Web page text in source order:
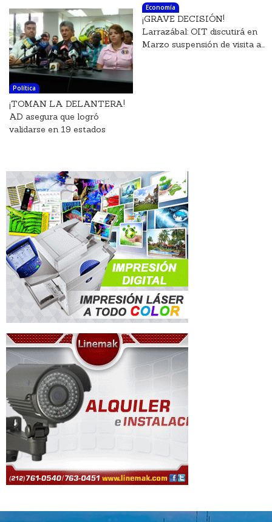
Política
¡TOMAN LA DELANTERA!
AD asegura que logró
validarse en 19 estados
Economía
¡GRAVE DECISIÓN!
Larrazábal: OIT discutirá en
Marzo suspensión de visita a...